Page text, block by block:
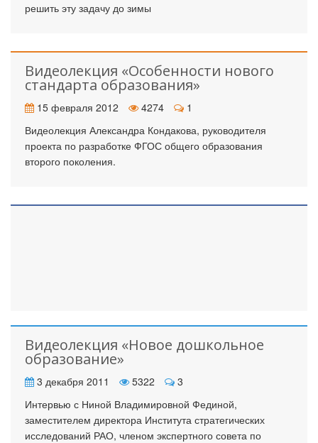
решить эту задачу до зимы
Видеолекция «Особенности нового
стандарта образования»
15 февраля 2012 4274
1
Видеолекция Александра Кондакова, руководителя
проекта по разработке ФГОС общего образования
второго поколения.
Видеолекция «Новое дошкольное
образование»
3 декабря 2011 5322
3
Интервью с Ниной Владимировной Фединой,
заместителем директора Института стратегических
исследований РАО, членом экспертного совета по